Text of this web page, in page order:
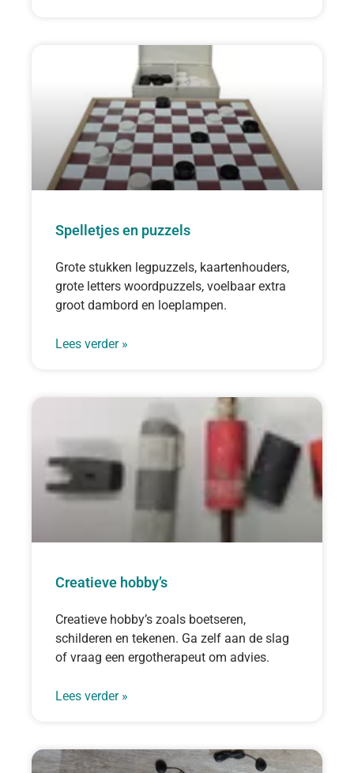
Spelletjes en puzzels
Grote stukken legpuzzels, kaartenhouders,
grote letters woordpuzzels, voelbaar extra
groot dambord en loeplampen.
Lees verder »
Creatieve hobby’s
Creatieve hobby’s zoals boetseren,
schilderen en tekenen. Ga zelf aan de slag
of vraag een ergotherapeut om advies.
Lees verder »